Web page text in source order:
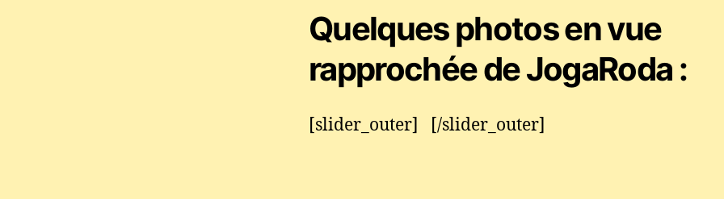
Quelques photos en vue
rapprochée de JogaRoda :
[slider_outer] [/slider_outer]